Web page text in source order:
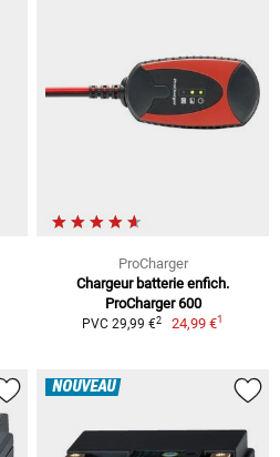
ProCharger
Chargeur batterie enfich.
ProCharger 600
PVC 29,99 €2 24,99 €1
NOUVEAU